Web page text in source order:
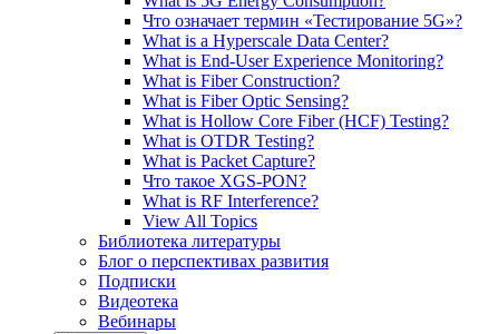
Что означает термин «Тестирование 5G»?
What is a Hyperscale Data Center?
What is End-User Experience Monitoring?
What is Fiber Construction?
What is Fiber Optic Sensing?
What is Hollow Core Fiber (HCF) Testing?
What is OTDR Testing?
What is Packet Capture?
Что такое XGS-PON?
What is RF Interference?
View All Topics
Библиотека литературы
Блог о перспективах развития
Подписки
Видеотека
Вебинары